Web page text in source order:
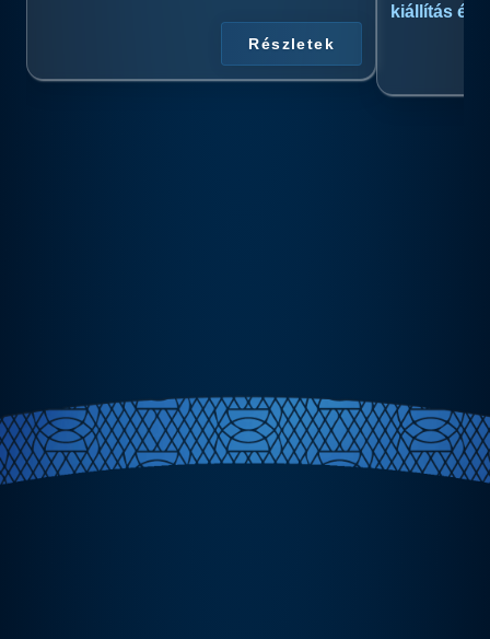
Részletek
kiállítás és